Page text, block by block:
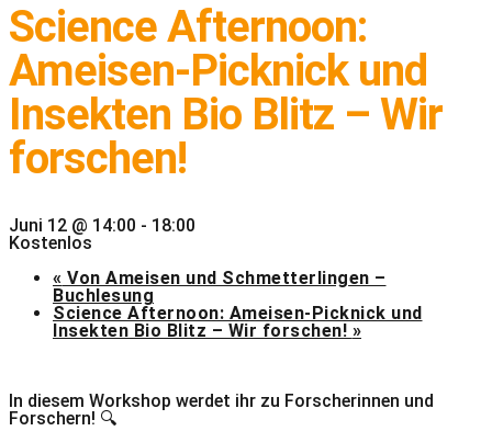
Science Afternoon:
Ameisen-Picknick und
Insekten Bio Blitz – Wir
forschen!
Juni 12 @ 14:00 - 18:00
Kostenlos
« Von Ameisen und Schmetterlingen –
Buchlesung
Science Afternoon: Ameisen-Picknick und
Insekten Bio Blitz – Wir forschen! »
In diesem Workshop werdet ihr zu Forscherinnen und
Forschern! 🔍